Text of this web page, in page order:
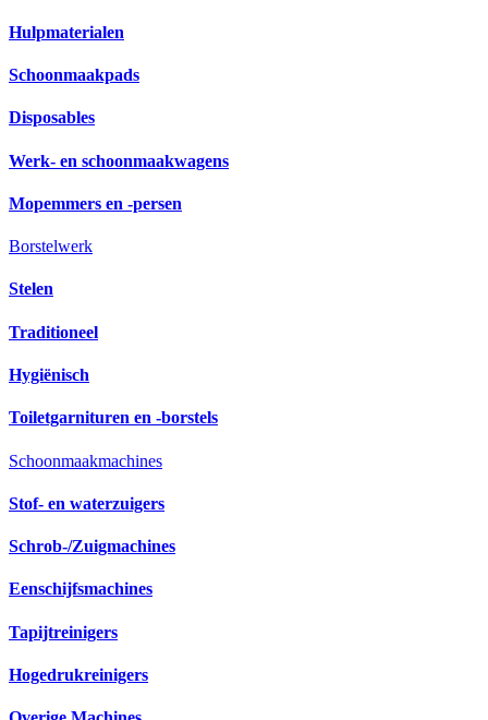
Hulpmaterialen
Schoonmaakpads
Disposables
Werk- en schoonmaakwagens
Mopemmers en -persen
Borstelwerk
Stelen
Traditioneel
Hygiënisch
Toiletgarnituren en -borstels
Schoonmaakmachines
Stof- en waterzuigers
Schrob-/Zuigmachines
Eenschijfsmachines
Tapijtreinigers
Hogedrukreinigers